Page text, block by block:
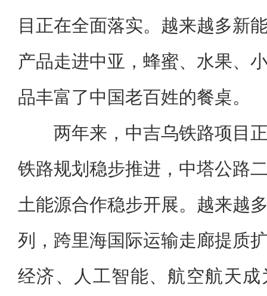
目正在全面落实。越来越多新
产品走进中亚，蜂蜜、水果、
品丰富了中国老百姓的餐桌。
两年来，中吉乌铁路项目
铁路规划稳步推进，中塔公路
土能源合作稳步开展。越来越
列，跨里海国际运输走廊提质
经济、人工智能、航空航天